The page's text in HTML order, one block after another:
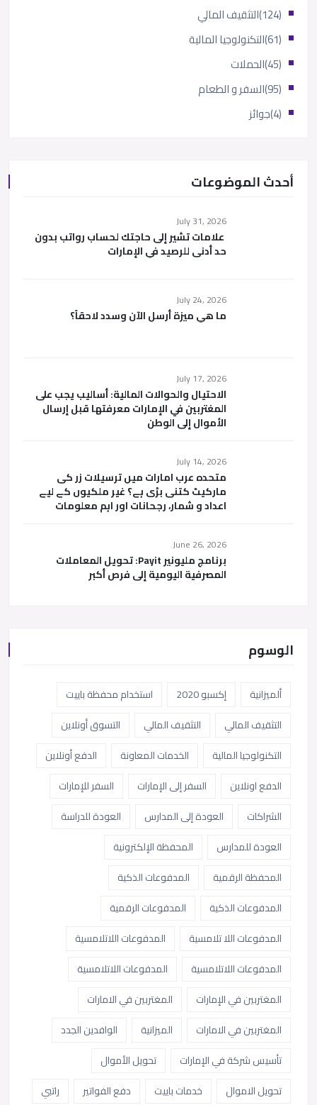
التثقيف المالي
(124)
التكنولوجيا المالية
(61)
الحملات
(45)
السفر و الطعام
(95)
جوائز (4)
أحدث الموضوعات
July 31, 2026
علامات تشير إلى حاجتك لحساب رواتب بدون
حد أدنى للرصيد في الإمارات
July 24, 2026
ما هي ميزة أرسل الآن وسدد لاحقاً؟
July 17, 2026
الاحتيال والحوالات المالية: أساليب يجب على
المغتربين في الإمارات معرفتها قبل إرسال
الأموال إلى الوطن
July 14, 2026
متحدہ عرب امارات میں ترسیلات زر کی
مارکیٹ کتنی بڑی ہے؟ غیر ملکیوں کے لیے
اعداد و شمار، رجحانات اور اہم معلومات
June 26, 2026
برنامج مليونير Payit: تحويل المعاملات
المصرفية اليومية إلى فرص أكبر
الوسوم
ألميزانية إكسبو 2020
استخدام محفظة باييت
التثقيف المالي
التثقيف المالي
التسوق أونلاين
التكنولوجيا المالية
الخدمات المعاونة
الدفع أونلاين
الدفع اونلاين
السفر إلى الإمارات
السفر للإمارات
الشراكات
العودة إلى المدارس
العودة للدراسة
العودة للمدارس
المحفظة الإلكترونية
المحفظة الرقمية
المدفوعات الذكية
المدفوعات الذكية
المدفوعات الرقمية
المدفوعات اللا تلامسية
المدفوعات اللاتلامسية
المدفوعات اللاتلامسية
المدفوعات اللاتلامسية
المغتربين في الإمارات
المغتربين في الامارات
المغتربين في الامارات
الميزانية
الوافدين الجدد
تأسيس شركة في الإمارات
تحويل الأموال
تحويل الاموال
خدمات باييت دفع الفواتير
راتبي